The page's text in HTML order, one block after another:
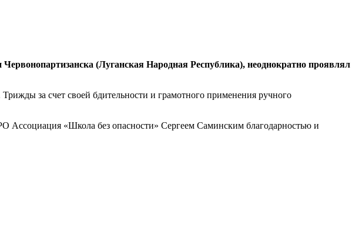
(Луганская Народная Республика), неоднократно проявлял
за счет своей бдительности и грамотного применения ручного
Ассоциация «Школа без опасности» Сергеем Саминским благодарностью и